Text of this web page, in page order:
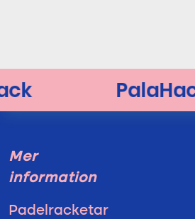
Mer
information
Padelracketar